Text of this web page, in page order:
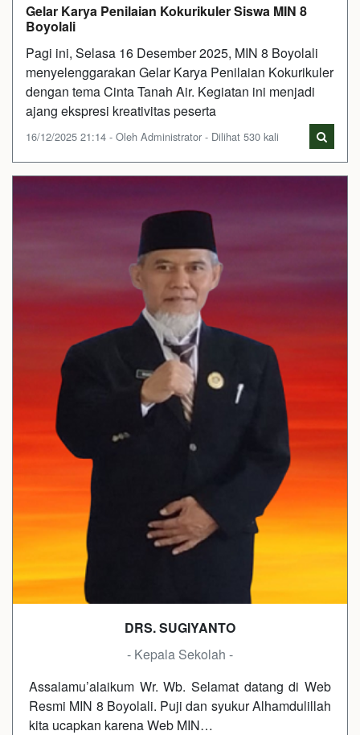
Gelar Karya Penilaian Kokurikuler Siswa MIN 8
Boyolali
Pagi ini, Selasa 16 Desember 2025, MIN 8 Boyolali
menyelenggarakan Gelar Karya Penilaian Kokurikuler
dengan tema Cinta Tanah Air. Kegiatan ini menjadi
ajang ekspresi kreativitas peserta
16/12/2025 21:14 - Oleh Administrator - Dilihat 530 kali
DRS. SUGIYANTO
- Kepala Sekolah -
Assalamu’alaikum Wr. Wb. Selamat datang di Web
Resmi MIN 8 Boyolali. Puji dan syukur Alhamdulillah
kita ucapkan karena Web MIN…